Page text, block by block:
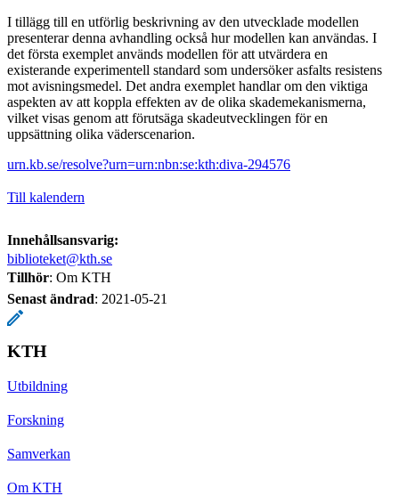
I tillägg till en utförlig beskrivning av den utvecklade modellen
presenterar denna avhandling också hur modellen kan användas. I
det första exemplet används modellen för att utvärdera en
existerande experimentell standard som undersöker asfalts resistens
mot avisningsmedel. Det andra exemplet handlar om den viktiga
aspekten av att koppla effekten av de olika skademekanismerna,
vilket visas genom att förutsäga skadeutvecklingen för en
uppsättning olika väderscenarion.
urn.kb.se/resolve?urn=urn:nbn:se:kth:diva-294576
Till kalendern
Innehållsansvarig:
biblioteket@kth.se
Tillhör: Om KTH
Senast ändrad: 2021-05-21
KTH
Utbildning
Forskning
Samverkan
Om KTH